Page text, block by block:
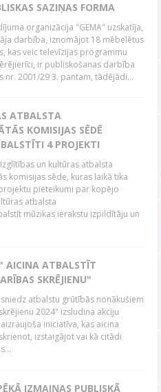
SAZIŅAS FORMA
organizācija "GEMA" uzskatīja,
darbība, iznomājot 18 mēbelētus
kas veic televīzijas programmu
ir publiskošanas darbība
nr. 2001/29 3. pantam, tādējādi...
ATBALSTA
KOMISIJAS SĒDĒ
4 PROJEKTI
un kultūras atbalsta
komisijas sēde, kuras laikā tika
pieteikumi par kopējo
atbalsta
mūzikas ierakstu izpildītāju un
AICINA ATBALSTĪT
SKRĒJIENU"
atbalstu grūtībās nonākušiem
2024" izsludina akciju
iniciatīva, kas aicina
izstaigājot vai kā citādi
IZMAIŅAS PUBLISKĀ